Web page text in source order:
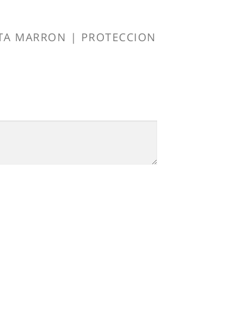
MARRON | PROTECCION